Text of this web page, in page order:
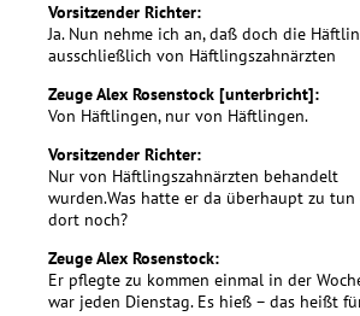
Vorsitzender Richter:
Ja. Nun nehme ich an, daß doch die
ausschließlich von Häftlingszahnärzten
Zeuge Alex Rosenstock [unterbricht]:
Von Häftlingen, nur von Häftlingen.
Vorsitzender Richter:
Nur von Häftlingszahnärzten behandelt
wurden.Was hatte er da überhaupt zu tun
dort noch?
Zeuge Alex Rosenstock:
Er pflegte zu kommen einmal in der
war jeden Dienstag. Es hieß – das heißt